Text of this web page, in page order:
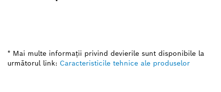
* Mai multe informaţii privind devierile sunt disponibile la
următorul link: Caracteristicile tehnice ale produselor